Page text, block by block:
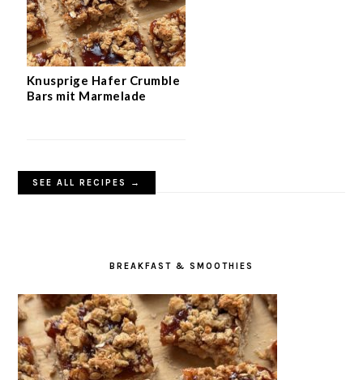
Knusprige Hafer Crumble
Bars mit Marmelade
SEE ALL RECIPES →
BREAKFAST & SMOOTHIES